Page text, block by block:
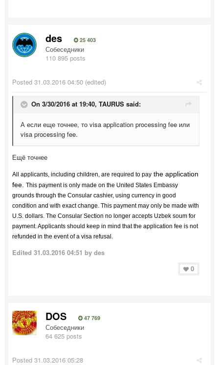
des 25 403
Собеседники
110 895 posts
Posted 31.03.2016 04:50 (edited)
On 3/30/2016 at 19:40, TAURUS said:
А если еще точнее, то visa application processing fee или
visa processing fee.
Ещё точнее
All applicants, including children, are required to pay the application
fee. This payment is only made on the United States Embassy
grounds through the Consular cashier, using currency in good
condition and with exact change. This payment may only be made with
U.S. dollars. The Consular Section no longer accepts Uzbek soum for
payment. Applicants should keep in mind that the application fee is not
refunded in the event of a visa refusal.
Edited 31.03.2016 04:51 by des
0
DOS 47 769
Собеседники
64 625 posts
Posted 31.03.2016 05:28